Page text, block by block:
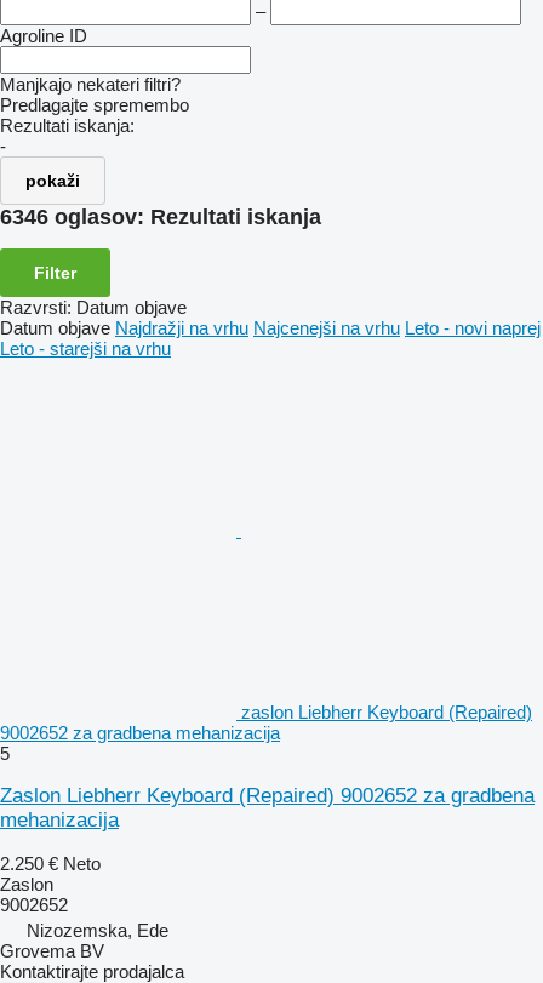
–
Agroline ID
Manjkajo nekateri filtri?
Predlagajte spremembo
Rezultati iskanja:
-
pokaži
6346 oglasov: Rezultati iskanja
Filter
Razvrsti: Datum objave
Datum objave Najdražji na vrhu Najcenejši na vrhu Leto - novi naprej
Leto - starejši na vrhu
zaslon Liebherr Keyboard (Repaired)
9002652 za gradbena mehanizacija
5
Zaslon Liebherr Keyboard (Repaired) 9002652 za gradbena
mehanizacija
2.250 € Neto
Zaslon
9002652
Nizozemska, Ede
Grovema BV
Kontaktirajte prodajalca